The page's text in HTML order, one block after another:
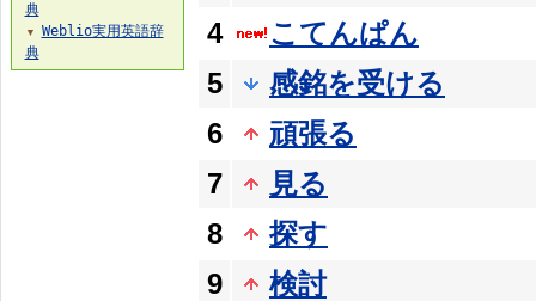
4
こてんぱん
5
感銘を受ける
6
頑張る
7
見る
8
探す
9
検討
典
▼
Weblio実用英語辞
典